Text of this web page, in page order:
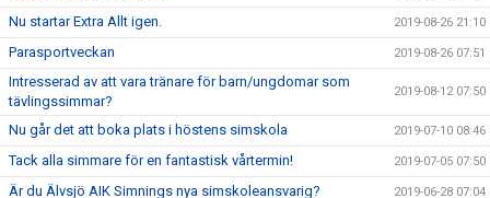
Nu startar Extra Allt igen. 2019-08-26 21:10
Parasportveckan 2019-08-26 07:51
Intresserad av att vara tränare för barn/ungdomar som
tävlingssimmar?
2019-08-12 07:50
Nu går det att boka plats i höstens simskola 2019-07-10 08:46
Tack alla simmare för en fantastisk vårtermin! 2019-07-05 07:50
Är du Älvsjö AIK Simnings nya simskoleansvarig? 2019-06-28 07:04